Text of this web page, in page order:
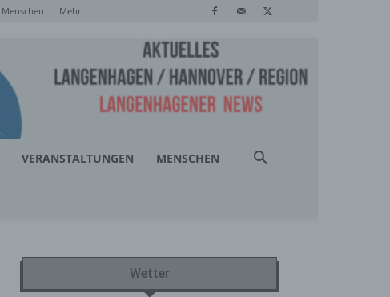
Menschen Mehr
VERANSTALTUNGEN MENSCHEN
Wetter